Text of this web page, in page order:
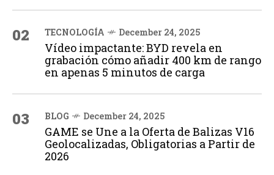
02 TECNOLOGÍA December 24, 2025
Vídeo impactante: BYD revela en
grabación cómo añadir 400 km de rango
en apenas 5 minutos de carga
03 BLOG December 24, 2025
GAME se Une a la Oferta de Balizas V16
Geolocalizadas, Obligatorias a Partir de
2026